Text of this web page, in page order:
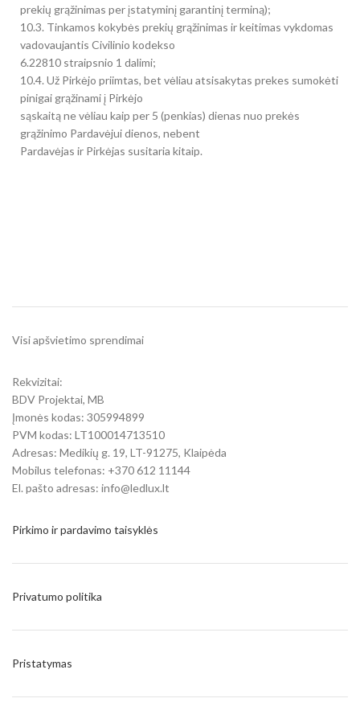
prekių grąžinimas per įstatyminį garantinį terminą);
10.3. Tinkamos kokybės prekių grąžinimas ir keitimas vykdomas
vadovaujantis Civilinio kodekso
6.22810 straipsnio 1 dalimi;
10.4. Už Pirkėjo priimtas, bet vėliau atsisakytas prekes sumokėti
pinigai grąžinami į Pirkėjo
sąskaitą ne vėliau kaip per 5 (penkias) dienas nuo prekės
grąžinimo Pardavėjui dienos, nebent
Pardavėjas ir Pirkėjas susitaria kitaip.
Visi apšvietimo sprendimai
Rekvizitai:
BDV Projektai, MB
Įmonės kodas: 305994899
PVM kodas: LT100014713510
Adresas: Medikių g. 19, LT-91275, Klaipėda
Mobilus telefonas: +370 612 11144
El. pašto adresas: info@ledlux.lt
Pirkimo ir pardavimo taisyklės
Privatumo politika
Pristatymas